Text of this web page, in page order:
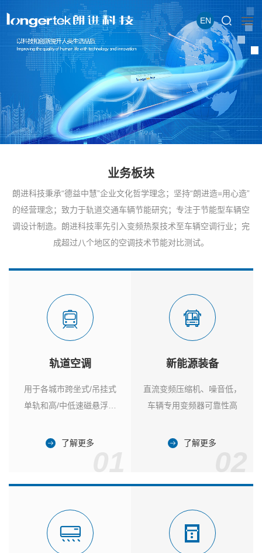
EN
业务板块
朗进科技秉承“德益中慧”企业文化哲学理念；坚持“朗进造=用心造”
的经营理念；致力于轨道交通车辆节能研究；专注于节能型车辆空
调设计制造。朗进科技率先引入变频热泵技术至车辆空调行业；完
成超过八个地区的空调技术节能对比测试。
轨道空调
用于各城市跨坐式/吊挂式
单轨和高/中低速磁悬浮列
了解更多
新能源装备
直流变频压缩机、噪音低，
车辆专用变频器可靠性高
了解更多